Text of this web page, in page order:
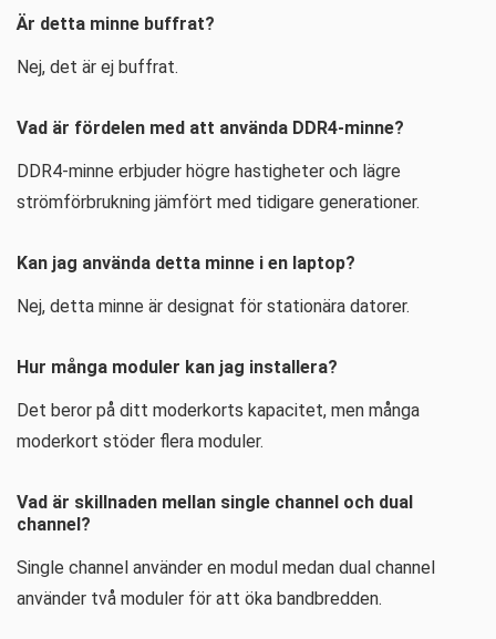
Är detta minne buffrat?
Nej, det är ej buffrat.
Vad är fördelen med att använda DDR4-minne?
DDR4-minne erbjuder högre hastigheter och lägre
strömförbrukning jämfört med tidigare generationer.
Kan jag använda detta minne i en laptop?
Nej, detta minne är designat för stationära datorer.
Hur många moduler kan jag installera?
Det beror på ditt moderkorts kapacitet, men många
moderkort stöder flera moduler.
Vad är skillnaden mellan single channel och dual
channel?
Single channel använder en modul medan dual channel
använder två moduler för att öka bandbredden.